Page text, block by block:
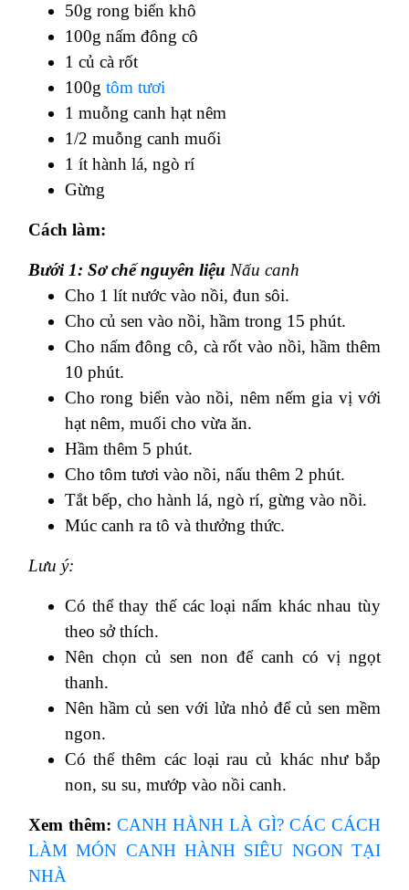
50g rong biển khô
100g nấm đông cô
1 củ cà rốt
100g tôm tươi
1 muỗng canh hạt nêm
1/2 muỗng canh muối
1 ít hành lá, ngò rí
Gừng
Cách làm:
Bưới 1: Sơ chế nguyên liệu Nấu canh
Cho 1 lít nước vào nồi, đun sôi.
Cho củ sen vào nồi, hầm trong 15 phút.
Cho nấm đông cô, cà rốt vào nồi, hầm thêm
10 phút.
Cho rong biển vào nồi, nêm nếm gia vị với
hạt nêm, muối cho vừa ăn.
Hầm thêm 5 phút.
Cho tôm tươi vào nồi, nấu thêm 2 phút.
Tắt bếp, cho hành lá, ngò rí, gừng vào nồi.
Múc canh ra tô và thưởng thức.
Lưu ý:
Có thể thay thế các loại nấm khác nhau tùy
theo sở thích.
Nên chọn củ sen non để canh có vị ngọt
thanh.
Nên hầm củ sen với lửa nhỏ để củ sen mềm
ngon.
Có thể thêm các loại rau củ khác như bắp
non, su su, mướp vào nồi canh.
Xem thêm: CANH HÀNH LÀ GÌ? CÁC CÁCH
LÀM MÓN CANH HÀNH SIÊU NGON TẠI
NHÀ